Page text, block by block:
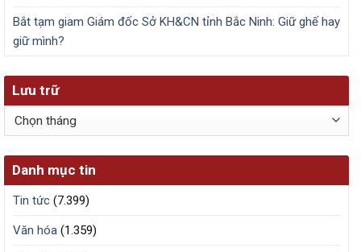
Bắt tạm giam Giám đốc Sở KH&CN tỉnh Bắc Ninh: Giữ ghế hay
giữ mình?
Lưu trữ
Lưu
trữ
Danh mục tin
Tin tức (7.399)
Văn hóa (1.359)